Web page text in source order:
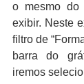
o mesmo do
exibir. Neste
filtro de
barra do
iremos